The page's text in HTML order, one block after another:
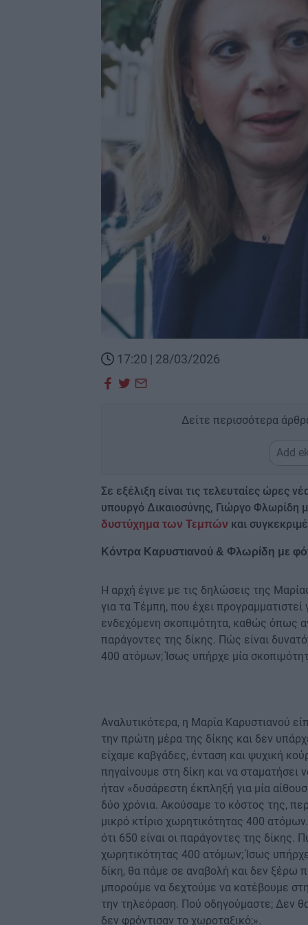
17:20 | 28/03/2026
Δείτε περισσότερα
Add
Σε εξέλιξη είναι τις τελευταίες ώρες
υπουργό Δικαιοσύνης, Γιώργο Φλωρίδη
δυστύχημα των Τεμπών και
Κόντρα Καρυστιανού & Φλωρίδη με
Η αρχή έγινε με τις δηλώσεις της
για τα Τέμπη, που έχει
ενδεχόμενη σκοπιμότητα, καθώς όπως
παράγοντες της δίκης. Πώς είναι
400 ατόμων; Ίσως υπήρχε μία
Αναλυτικότερα, η Μαρία Καρυστιανού
την πρώτη μέρα της δίκης και δεν
είχαμε καβγάδες, ένταση και ψυχική
πηγαίνουμε στη δίκη και να σταματήσει
ήταν «δυσάρεστη έκπληξή για μία
δύο χρόνια. Ακούσαμε το κόστος της,
μικρό κτίριο χωρητικότητας 400
ότι 650 είναι οι παράγοντες της δίκης.
χωρητικότητας 400 ατόμων; Ίσως
δίκη, θα πάμε σε αναβολή και δεν ξέρω
μπορούμε να δεχτούμε να κατέβουμε
την τηλεόραση. Πού οδηγούμαστε; Δεν θα
δεν φρόντισαν το χωροταξικό;».